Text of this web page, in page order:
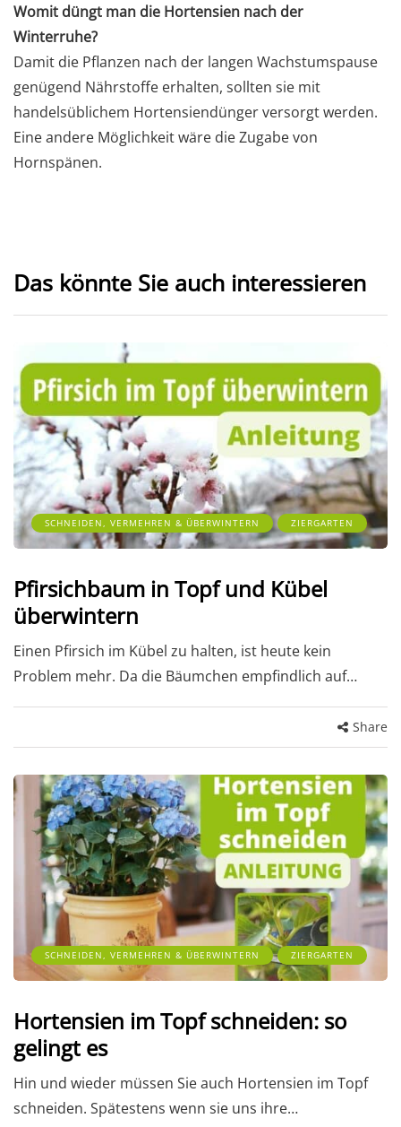
Womit düngt man die Hortensien nach der
Winterruhe?
Damit die Pflanzen nach der langen Wachstumspause
genügend Nährstoffe erhalten, sollten sie mit
handelsüblichem Hortensiendünger versorgt werden.
Eine andere Möglichkeit wäre die Zugabe von
Hornspänen.
Das könnte Sie auch interessieren
SCHNEIDEN, VERMEHREN & ÜBERWINTERN ZIERGARTEN
Pfirsichbaum in Topf und Kübel
überwintern
Einen Pfirsich im Kübel zu halten, ist heute kein
Problem mehr. Da die Bäumchen empfindlich auf…
Share
SCHNEIDEN, VERMEHREN & ÜBERWINTERN ZIERGARTEN
Hortensien im Topf schneiden: so
gelingt es
Hin und wieder müssen Sie auch Hortensien im Topf
schneiden. Spätestens wenn sie uns ihre…